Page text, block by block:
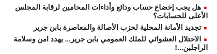
هل يجب إخضاع حساب ودائع وأداءات المحامين لرقابة المجلس
الأعلى للحسابات؟
تجديد الأمانة المحلية لحزب الأصالة والمعاصرة بابن جرير
الاحتلال العشوائي للملك العمومي بابن جرير... يهدد امن وسلامة
الراجلين...!